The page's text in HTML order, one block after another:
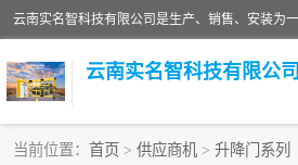
云南实名智科技有限公司
当前位置： 首页 > 供应商机 > 升降门系列